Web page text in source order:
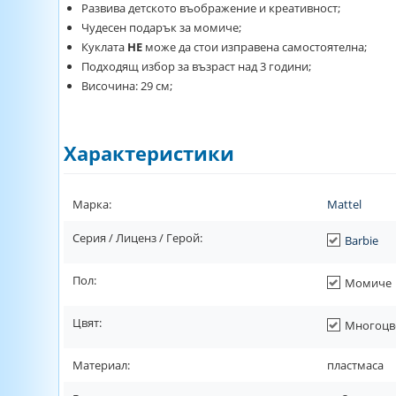
Развива детското въображение и креативност;
Чудесен подарък за момиче;
Куклата НЕ може да стои изправена самостоятелна;
Подходящ избор за възраст над 3 години;
Височина: 29 см;
Характеристики
Марка: Mattel
Серия / Лиценз / Герой: Barbie
Пол: Момиче
Цвят:
Материал: пластмаса